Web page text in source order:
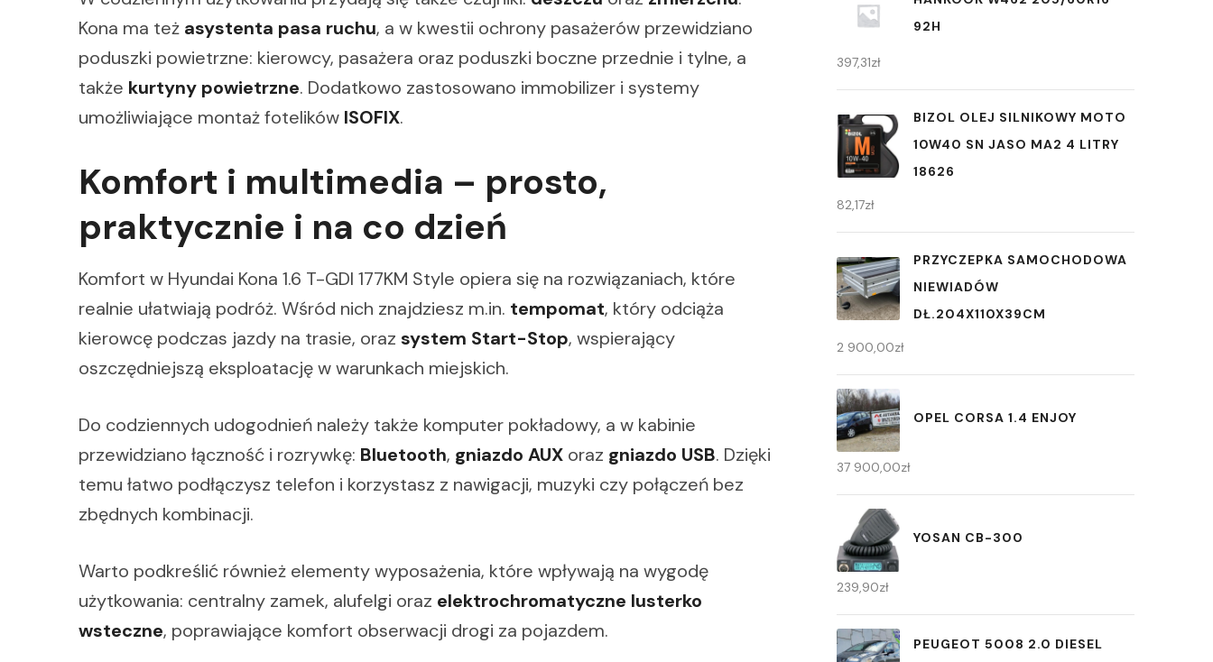
Kona ma też asystenta pasa ruchu, a w kwestii ochrony pasażerów przewidziano
poduszki powietrzne: kierowcy, pasażera oraz poduszki boczne przednie i tylne, a
także kurtyny powietrzne. Dodatkowo zastosowano immobilizer i systemy
umożliwiające montaż fotelików ISOFIX.
Komfort i multimedia – prosto,
praktycznie i na co dzień
Komfort w Hyundai Kona 1.6 T-GDI 177KM Style opiera się na rozwiązaniach, które
realnie ułatwiają podróż. Wśród nich znajdziesz m.in. tempomat, który odciąża
kierowcę podczas jazdy na trasie, oraz system Start-Stop, wspierający
oszczędniejszą eksploatację w warunkach miejskich.
Do codziennych udogodnień należy także komputer pokładowy, a w kabinie
przewidziano łączność i rozrywkę: Bluetooth, gniazdo AUX oraz gniazdo USB. Dzięki
temu łatwo podłączysz telefon i korzystasz z nawigacji, muzyki czy połączeń bez
zbędnych kombinacji.
Warto podkreślić również elementy wyposażenia, które wpływają na wygodę
użytkowania: centralny zamek, alufelgi oraz elektrochromatyczne lusterko
wsteczne, poprawiające komfort obserwacji drogi za pojazdem.
92H
397,31zł
BIZOL OLEJ SILNIKOWY MOTO
10W40 SN JASO MA2 4 LITRY
18626
82,17zł
PRZYCZEPKA SAMOCHODOWA
NIEWIADÓW
DŁ.204X110X39CM
2 900,00zł
OPEL CORSA 1.4 ENJOY
37 900,00zł
YOSAN CB-300
239,90zł
PEUGEOT 5008 2.0 DIESEL